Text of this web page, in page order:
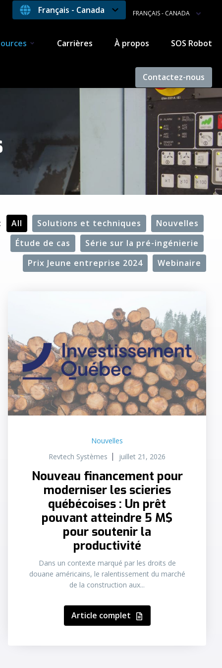
Français - Canada FRANÇAIS - CANADA
Carrières À propos SOS Robot
Contactez-nous
All Solutions et techniques
Nouvelles
Étude de cas
Série sur la pré-ingénierie
Prix Jeune entreprise 2024
Webinaire
Nouvelles
Revtech Systèmes
juillet 21, 2026
Nouveau financement pour
moderniser les scieries
québécoises : Un prêt
pouvant atteindre 5 M$
pour soutenir la
productivité
Dans un contexte marqué par les droits de
douane américains, le ralentissement du marché
de la construction aux...
Article complet